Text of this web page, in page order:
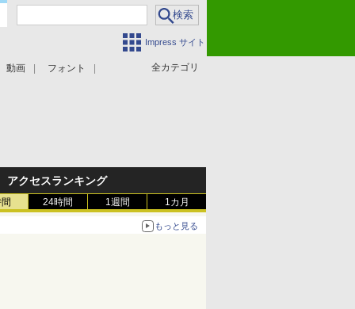
Impress サイト
全カテゴリ
動画 フォント
アクセスランキング
24時間 1週間 1カ月
もっと見る